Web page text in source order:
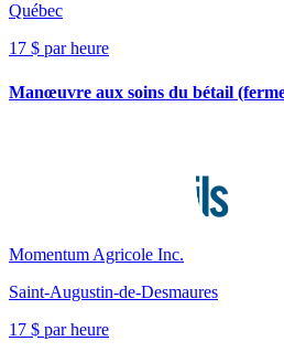
Québec
17 $ par heure
Manœuvre aux soins du bétail
Momentum Agricole Inc.
Saint-Augustin-de-Desmaures
17 $ par heure